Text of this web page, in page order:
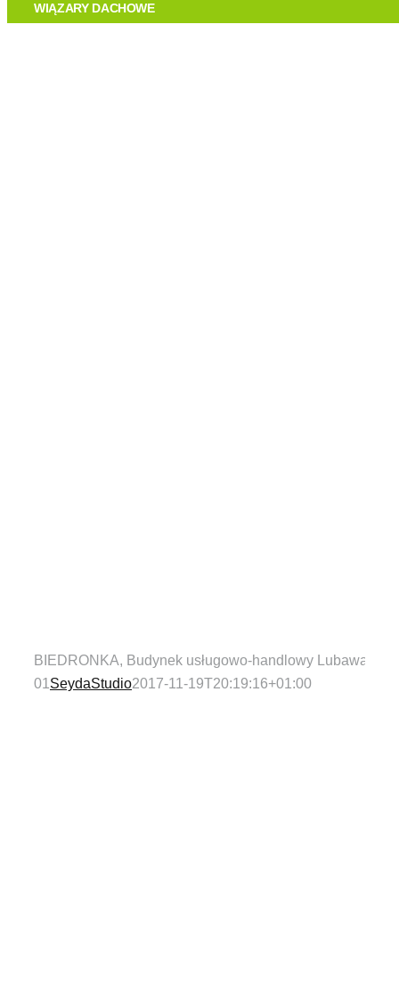
WIĄZARY DACHOWE
BIEDRONKA, Budynek usługowo-handlowy Lubawa
01 SeydaStudio2017-11-19T20:19:16+01:00